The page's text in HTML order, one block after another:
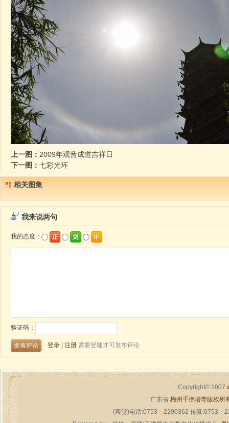
上一图： 2009年观音成道吉祥日
下一图： 七彩光环
相关图集
Copyright© 2007
广东省 梅州千佛塔寺版权所
(客堂)电话:0753－2290362 传真